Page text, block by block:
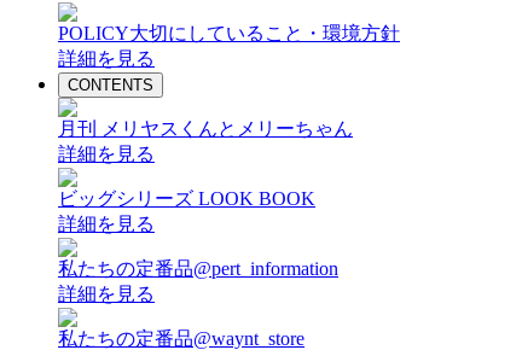
POLICY大切にしていること・環境方針
詳細を見る
CONTENTS
月刊 メリヤスくんとメリーちゃん
詳細を見る
ビッグシリーズ LOOK BOOK
詳細を見る
私たちの定番品@pert_information
詳細を見る
私たちの定番品@waynt_store